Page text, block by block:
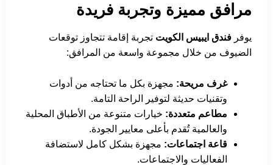
مرافق مميزة وتجربة فريدة
يوفر فندق ايبيس الكويت تجربة إقامة تتجاوز توقعات
الضيوف من خلال مجموعة واسعة من المرافق:
غرف مريحة: مجهزة بكل ما تحتاجه من أدوات
وتقنيات حديثة لتوفير الراحة التامة.
مطاعم متعددة: خيارات متنوعة من الأطباق المحلية
والعالمية تُقدم بأعلى معايير الجودة.
قاعة اجتماعات: مجهزة بشكل كامل لاستضافة
الفعاليات والاجتماعات.